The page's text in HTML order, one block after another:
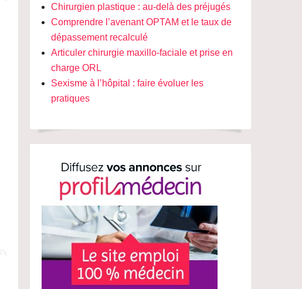
Chirurgien plastique : au-delà des préjugés
Comprendre l’avenant OPTAM et le taux de
dépassement recalculé
Articuler chirurgie maxillo-faciale et prise en
charge ORL
Sexisme à l’hôpital : faire évoluer les
pratiques